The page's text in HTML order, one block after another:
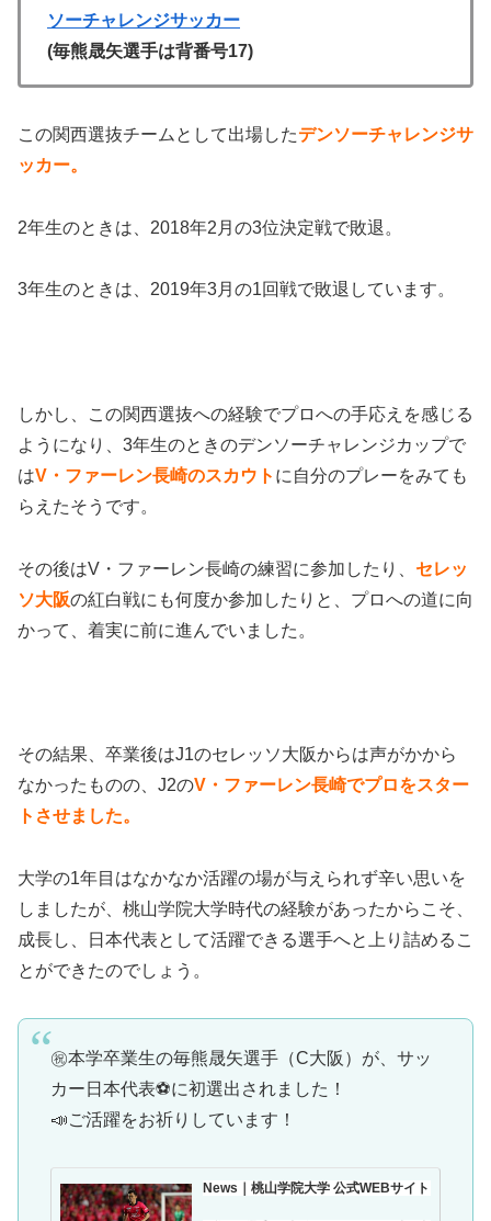
ソーチャレンジサッカー
(毎熊晟矢選手は背番号17)
この関西選抜チームとして出場したデンソーチャレンジサ
ッカー。
2年生のときは、2018年2月の3位決定戦で敗退。
3年生のときは、2019年3月の1回戦で敗退しています。
しかし、この関西選抜への経験でプロへの手応えを感じる
ようになり、3年生のときのデンソーチャレンジカップで
はV・ファーレン長崎のスカウト に自分のプレーをみても
らえたそうです。
その後はV・ファーレン長崎の練習に参加したり、 セレッ
ソ大阪の紅白戦にも何度か参加したりと、プロへの道に向
かって、着実に前に進んでいました。
その結果、卒業後はJ1のセレッソ大阪からは声がかから
なかったものの、J2のV・ファーレン長崎でプロをスター
トさせました。
大学の1年目はなかなか活躍の場が与えられず辛い思いを
しましたが、桃山学院大学時代の経験があったからこそ、
成長し、日本代表として活躍できる選手へと上り詰めるこ
とができたのでしょう。
㊗️本学卒業生の毎熊晟矢選手（C大阪）が、サッ
カー日本代表⚽️に初選出されました！
📣ご活躍をお祈りしています！
News｜桃山学院大学 公式WEBサイト